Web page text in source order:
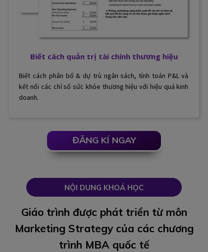
Biết cách phân bổ & dự trù ngân sách, tính toán P&L và
kết nối các chỉ số sức khỏe thương hiệu với hiệu quả kinh
doanh.
Biết cách quản trị tài chính thương hiệu
ĐĂNG KÍ NGAY
Giáo trình được phát triển từ môn
Marketing Strategy của các chương
trình MBA quốc tế
NỘI DUNG KHOÁ HỌC